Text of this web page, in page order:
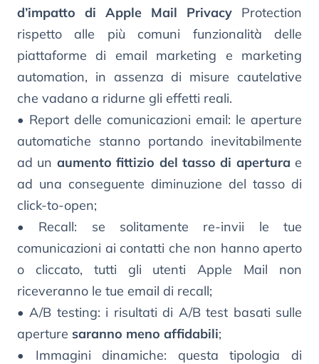
d’impatto di Apple Mail Privacy Protection
rispetto alle più comuni funzionalità delle
piattaforme di email marketing e marketing
automation, in assenza di misure cautelative
che vadano a ridurne gli effetti reali.
• Report delle comunicazioni email: le aperture
automatiche stanno portando inevitabilmente
ad un aumento fittizio del tasso di apertura e
ad una conseguente diminuzione del tasso di
click-to-open;
• Recall: se solitamente re-invii le tue
comunicazioni ai contatti che non hanno aperto
o cliccato, tutti gli utenti Apple Mail non
riceveranno le tue email di recall;
• A/B testing: i risultati di A/B test basati sulle
aperture saranno meno affidabili;
• Immagini dinamiche: questa tipologia di